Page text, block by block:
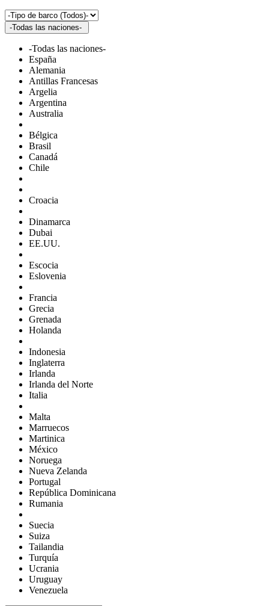
-Todas las naciones-
-Todas las naciones-
España
Alemania
Antillas Francesas
Argelia
Argentina
Australia
Bélgica
Brasil
Canadá
Chile
Croacia
Dinamarca
Dubai
EE.UU.
Escocia
Eslovenia
Francia
Grecia
Grenada
Holanda
Indonesia
Inglaterra
Irlanda
Irlanda del Norte
Italia
Malta
Marruecos
Martinica
México
Noruega
Nueva Zelanda
Portugal
República Dominicana
Rumania
Suecia
Suiza
Tailandia
Turquía
Ucrania
Uruguay
Venezuela